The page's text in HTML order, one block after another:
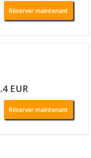
Réserver maintenant
EUR
Réserver maintenant